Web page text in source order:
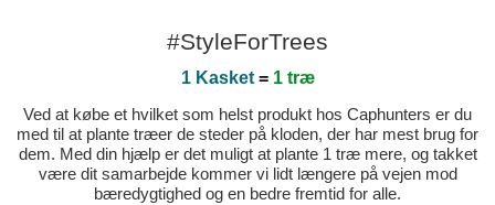
#StyleForTrees
1 Kasket= 1 træ
Ved at købe et hvilket som helst produkt hos Caphunters er du
med til at plante træer de steder på kloden, der har mest brug for
dem. Med din hjælp er det muligt at plante 1 træ mere, og takket
være dit samarbejde kommer vi lidt længere på vejen mod
bæredygtighed og en bedre fremtid for alle.